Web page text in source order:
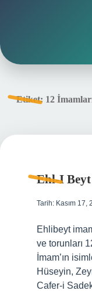
Etiket: 12
Ehl-I
Tarih: Kasım 17,
Ehlibeyt
ve torunları
İmam’ın
Hüseyin,
Cafer-i